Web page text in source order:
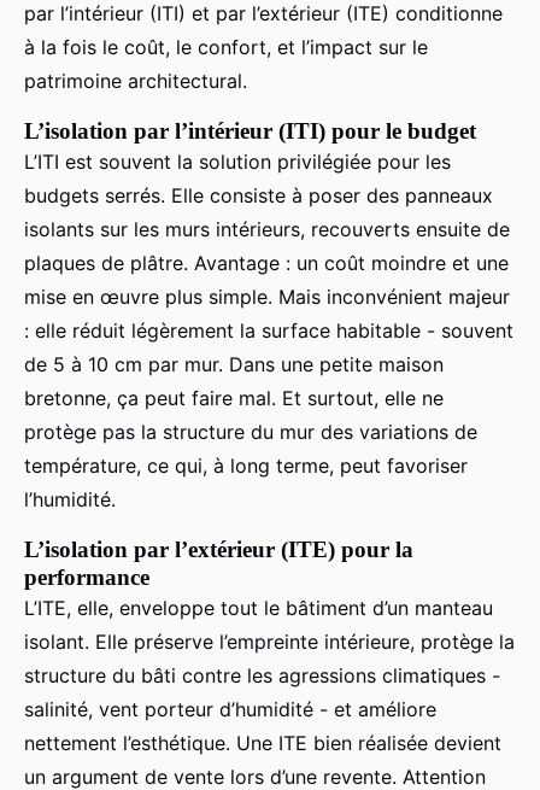
par l’intérieur (ITI) et par l’extérieur (ITE) conditionne
à la fois le coût, le confort, et l’impact sur le
patrimoine architectural.
L’isolation par l’intérieur (ITI) pour le budget
L’ITI est souvent la solution privilégiée pour les
budgets serrés. Elle consiste à poser des panneaux
isolants sur les murs intérieurs, recouverts ensuite de
plaques de plâtre. Avantage : un coût moindre et une
mise en œuvre plus simple. Mais inconvénient majeur
: elle réduit légèrement la surface habitable - souvent
de 5 à 10 cm par mur. Dans une petite maison
bretonne, ça peut faire mal. Et surtout, elle ne
protège pas la structure du mur des variations de
température, ce qui, à long terme, peut favoriser
l’humidité.
L’isolation par l’extérieur (ITE) pour la
performance
L’ITE, elle, enveloppe tout le bâtiment d’un manteau
isolant. Elle préserve l’empreinte intérieure, protège la
structure du bâti contre les agressions climatiques -
salinité, vent porteur d’humidité - et améliore
nettement l’esthétique. Une ITE bien réalisée devient
un argument de vente lors d’une revente. Attention